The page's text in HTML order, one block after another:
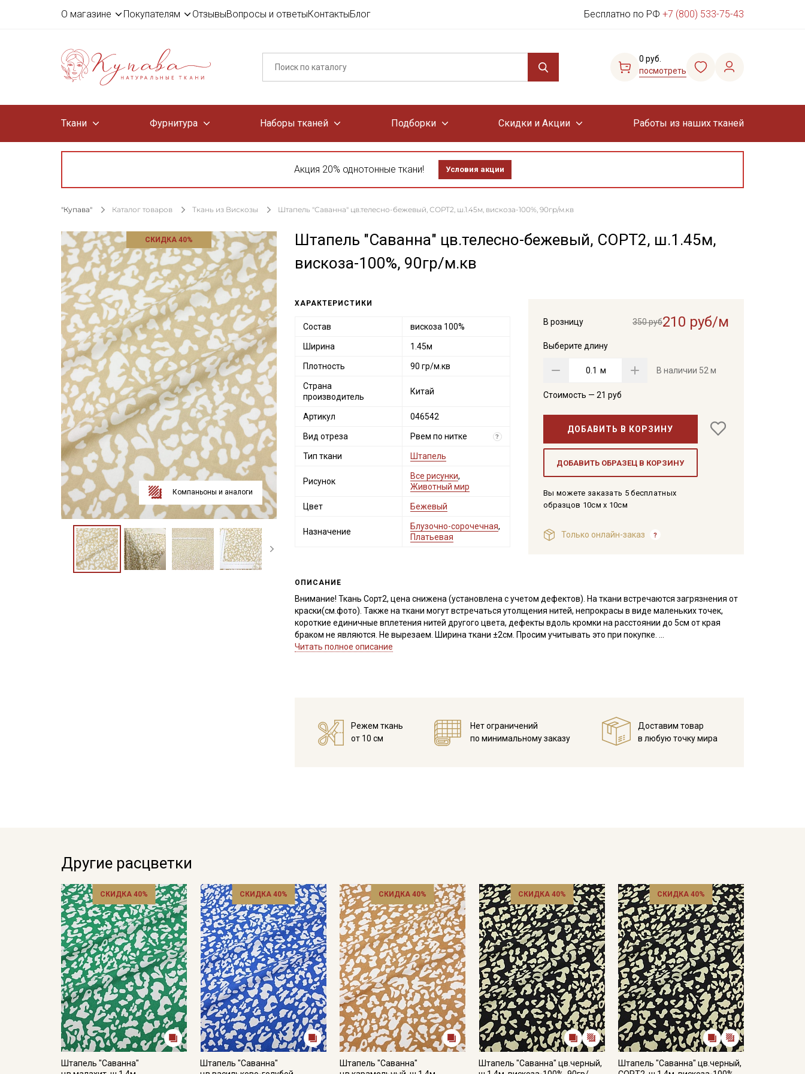
О магазине Покупателям ОтзывыВопросы и ответыКонтактыБлог Бесплатно по РФ +7 (800) 533-75-43
0 руб.
посмотреть
Ткани Фурнитура Наборы тканей Подборки Скидки и Акции Работы из наших тканей
Акция 20% однотонные ткани! Условия акции
"Купава" Каталог товаров Ткань из Вискозы Штапель "Саванна" цв.телесно-бежевый, СОРТ2, ш.1.45м, вискоза-100%, 90гр/м.кв
СКИДКА 40%
Компаньоны и аналоги
Штапель "Саванна" цв.телесно-бежевый, СОРТ2, ш.1.45м,
вискоза-100%, 90гр/м.кв
В розницу 350 руб210 руб/м
Выберите длину
м В наличии 52 м
Стоимость — 21 руб
ДОБАВИТЬ В КОРЗИНУ
ДОБАВИТЬ ОБРАЗЕЦ В КОРЗИНУ
Вы можете заказать 5 бесплатных
образцов 10см x 10см
Только онлайн-заказ
ХАРАКТЕРИСТИКИ
Состав вискоза 100%
Ширина 1.45м
Плотность 90 гр/м.кв
Страна
производитель
Китай
Артикул 046542
Вид отреза Рвем по нитке ?
Тип ткани Штапель
Рисунок
Все рисунки,
Животный мир
Цвет Бежевый
Назначение
Блузочно-сорочечная,
Платьевая
ОПИСАНИЕ
Внимание! Ткань Сорт2, цена снижена (установлена с учетом дефектов). На ткани встречаются загрязнения от
краски(см.фото). Также на ткани могут встречаться утолщения нитей, непрокрасы в виде маленьких точек,
короткие единичные вплетения нитей другого цвета, дефекты вдоль кромки на расстоянии до 5см от края
браком не являются. Не вырезаем. Ширина ткани ±2см. Просим учитывать это при покупке.
с изнаночной стороны.
Край ткани склонен к осыпанию, рекомендуем увеличить припуски на швы и использовать иглы и нитки для
легких видов ткани.
Читать полное описание
Режем ткань
от 10 см
Нет ограничений
по минимальному заказу
Доставим товар
в любую точку мира
Другие расцветки
СКИДКА 40%
Штапель "Саванна"
СКИДКА 40%
Штапель "Саванна"
СКИДКА 40%
Штапель "Саванна"
СКИДКА 40%
Штапель "Саванна" цв.черный,
СКИДКА 40%
Штапель "Саванна" цв.черный,